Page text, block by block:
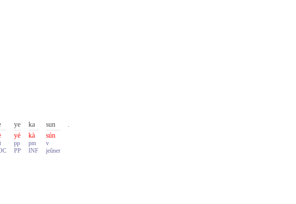
ye
yé
pp
PP
ka
kà
pm
INF
sun
sún
v
jeûner
.